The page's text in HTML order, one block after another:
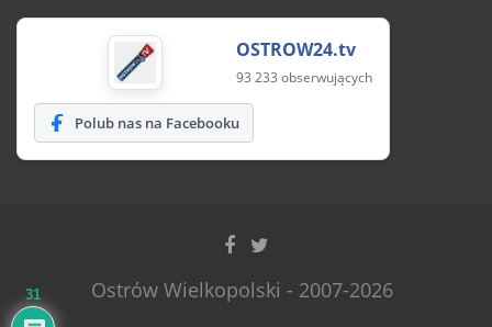
OSTROW24.tv
93 233 obserwujących
Polub nas na Facebooku
Ostrów Wielkopolski - 2007-2026
31